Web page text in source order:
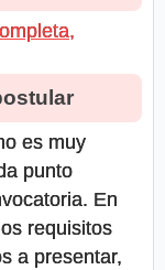
es muy
punto
En
requisitos
a presentar,